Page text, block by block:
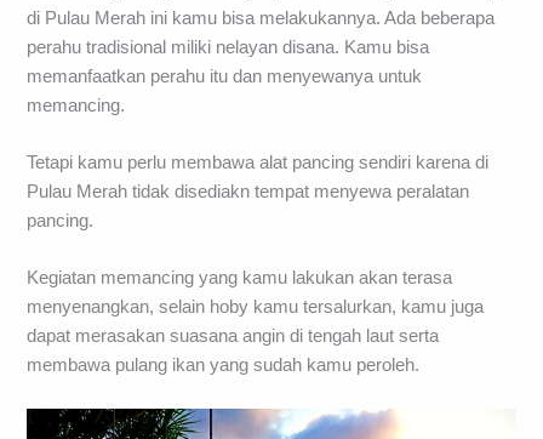
di Pulau Merah ini kamu bisa melakukannya. Ada beberapa
perahu tradisional miliki nelayan disana. Kamu bisa
memanfaatkan perahu itu dan menyewanya untuk
memancing.
Tetapi kamu perlu membawa alat pancing sendiri karena di
Pulau Merah tidak disediakn tempat menyewa peralatan
pancing.
Kegiatan memancing yang kamu lakukan akan terasa
menyenangkan, selain hoby kamu tersalurkan, kamu juga
dapat merasakan suasana angin di tengah laut serta
membawa pulang ikan yang sudah kamu peroleh.